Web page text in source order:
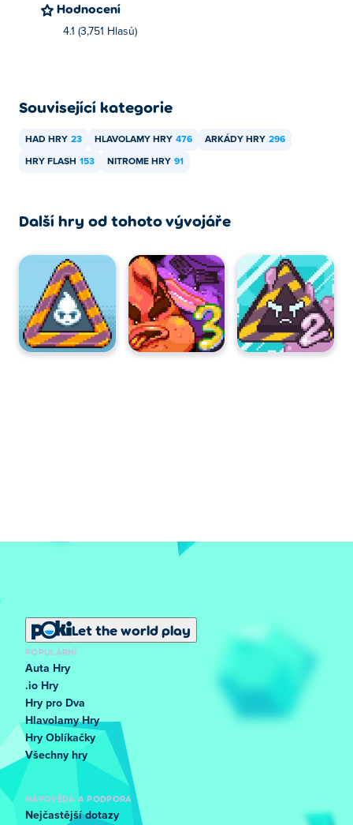
Hodnocení
4.1 (3,751 Hlasů)
Související kategorie
HAD HRY 23 HLAVOLAMY HRY 476 ARKÁDY HRY 296
HRY FLASH 153 NITROME HRY 91
Další hry od tohoto vývojáře
Let the world play
POPULÁRNÍ
Auta Hry
.io Hry
Hry pro Dva
Hlavolamy Hry
Hry Oblíkačky
Všechny hry
NÁPOVĚDA A PODPORA
Nejčastější dotazy